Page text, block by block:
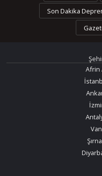
Son Dakika
Afrin